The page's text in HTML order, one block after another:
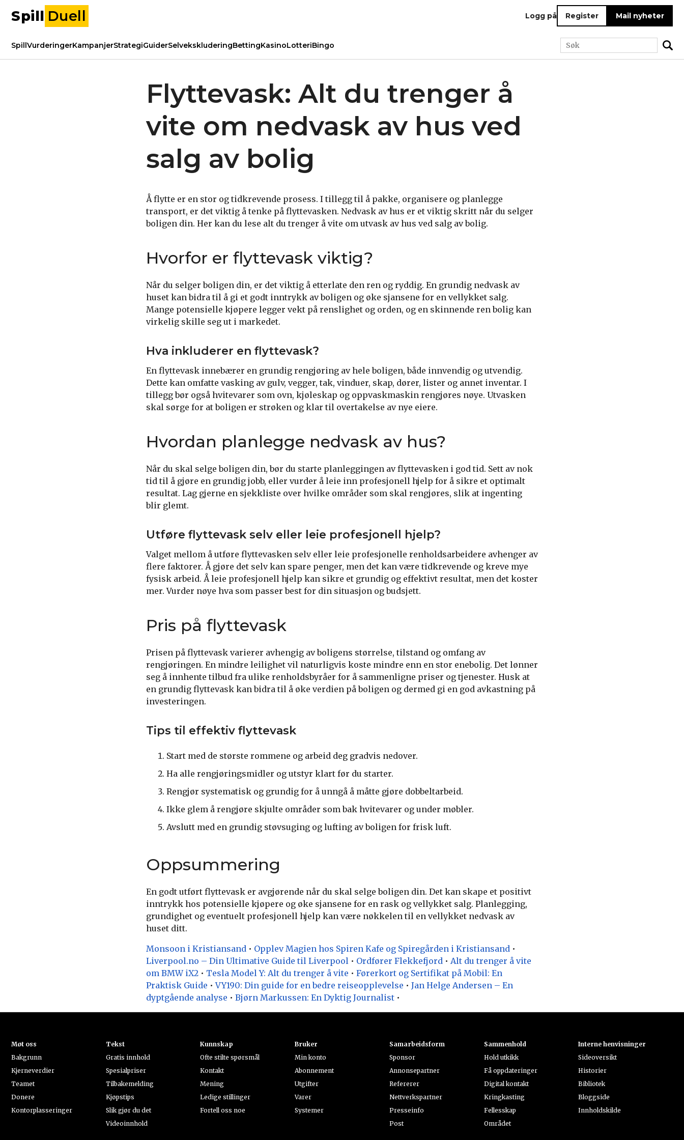
Spill Duell Logg på Register Mail nyheter
SpillVurderingerKampanjerStrategiGuiderSelvekskluderingBettingKasinoLotteriBingo
Flyttevask: Alt du trenger å
vite om nedvask av hus ved
salg av bolig
Å flytte er en stor og tidkrevende prosess. I tillegg til å pakke, organisere og planlegge
transport, er det viktig å tenke på flyttevasken. Nedvask av hus er et viktig skritt når du selger
boligen din. Her kan du lese alt du trenger å vite om utvask av hus ved salg av bolig.
Hvorfor er flyttevask viktig?
Når du selger boligen din, er det viktig å etterlate den ren og ryddig. En grundig nedvask av
huset kan bidra til å gi et godt inntrykk av boligen og øke sjansene for en vellykket salg.
Mange potensielle kjøpere legger vekt på renslighet og orden, og en skinnende ren bolig kan
virkelig skille seg ut i markedet.
Hva inkluderer en flyttevask?
En flyttevask innebærer en grundig rengjøring av hele boligen, både innvendig og utvendig.
Dette kan omfatte vasking av gulv, vegger, tak, vinduer, skap, dører, lister og annet inventar. I
tillegg bør også hvitevarer som ovn, kjøleskap og oppvaskmaskin rengjøres nøye. Utvasken
skal sørge for at boligen er strøken og klar til overtakelse av nye eiere.
Hvordan planlegge nedvask av hus?
Når du skal selge boligen din, bør du starte planleggingen av flyttevasken i god tid. Sett av nok
tid til å gjøre en grundig jobb, eller vurder å leie inn profesjonell hjelp for å sikre et optimalt
resultat. Lag gjerne en sjekkliste over hvilke områder som skal rengjøres, slik at ingenting
blir glemt.
Utføre flyttevask selv eller leie profesjonell hjelp?
Valget mellom å utføre flyttevasken selv eller leie profesjonelle renholdsarbeidere avhenger av
flere faktorer. Å gjøre det selv kan spare penger, men det kan være tidkrevende og kreve mye
fysisk arbeid. Å leie profesjonell hjelp kan sikre et grundig og effektivt resultat, men det koster
mer. Vurder nøye hva som passer best for din situasjon og budsjett.
Pris på flyttevask
Prisen på flyttevask varierer avhengig av boligens størrelse, tilstand og omfang av
rengjøringen. En mindre leilighet vil naturligvis koste mindre enn en stor enebolig. Det lønner
seg å innhente tilbud fra ulike renholdsbyråer for å sammenligne priser og tjenester. Husk at
en grundig flyttevask kan bidra til å øke verdien på boligen og dermed gi en god avkastning på
investeringen.
Tips til effektiv flyttevask
Start med de største rommene og arbeid deg gradvis nedover.
Ha alle rengjøringsmidler og utstyr klart før du starter.
Rengjør systematisk og grundig for å unngå å måtte gjøre dobbeltarbeid.
Ikke glem å rengjøre skjulte områder som bak hvitevarer og under møbler.
Avslutt med en grundig støvsuging og lufting av boligen for frisk luft.
Oppsummering
En godt utført flyttevask er avgjørende når du skal selge boligen din. Det kan skape et positivt
inntrykk hos potensielle kjøpere og øke sjansene for en rask og vellykket salg. Planlegging,
grundighet og eventuelt profesjonell hjelp kan være nøkkelen til en vellykket nedvask av
huset ditt.
Monsoon i Kristiansand • Opplev Magien hos Spiren Kafe og Spiregården i Kristiansand •
Liverpool.no – Din Ultimative Guide til Liverpool • Ordfører Flekkefjord • Alt du trenger å vite
om BMW iX2 • Tesla Model Y: Alt du trenger å vite • Førerkort og Sertifikat på Mobil: En
Praktisk Guide •VY190: Din guide for en bedre reiseopplevelse • Jan Helge Andersen – En
dyptgående analyse • Bjørn Markussen: En Dyktig Journalist •
Møt oss
Bakgrunn
Kjerneverdier
Teamet
Donere
Kontorplasseringer
Tekst
Gratis innhold
Spesialpriser
Tilbakemelding
Kjøpstips
Slik gjør du det
Videoinnhold
Kunnskap
Ofte stilte spørsmål
Kontakt
Mening
Ledige stillinger
Fortell oss noe
Bruker
Min konto
Abonnement
Utgifter
Varer
Systemer
Samarbeidsform
Sponsor
Annonsepartner
Refererer
Nettverkspartner
Presseinfo
Post
Sammenhold
Hold utkikk
Få oppdateringer
Digital kontakt
Kringkasting
Fellesskap
Området
Interne henvisninger
Sideoversikt
Historier
Bibliotek
Bloggside
Innholdskilde